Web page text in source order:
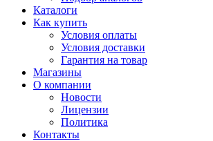
Каталоги
Как купить
Условия оплаты
Условия доставки
Гарантия на товар
Магазины
О компании
Новости
Лицензии
Политика
Контакты